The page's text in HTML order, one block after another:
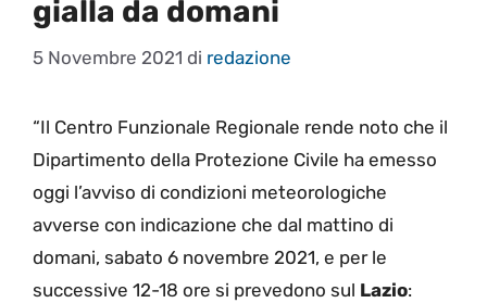
gialla da domani
5 Novembre 2021 di redazione
“Il Centro Funzionale Regionale rende noto che il
Dipartimento della Protezione Civile ha emesso
oggi l’avviso di condizioni meteorologiche
avverse con indicazione che dal mattino di
domani, sabato 6 novembre 2021, e per le
successive 12-18 ore si prevedono sul Lazio: